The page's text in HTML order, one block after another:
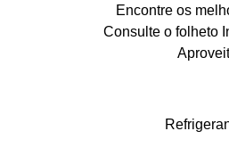
Encontre os
Consulte o folheto